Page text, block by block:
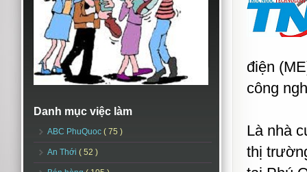
Danh mục việc làm
ABC PhuQuoc ( 75 )
An Thới ( 52 )
điện
công
Là nhà
thị